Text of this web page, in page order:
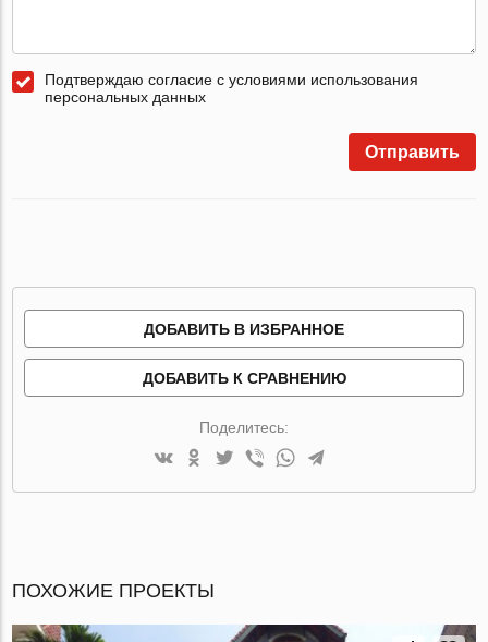
Подтверждаю согласие с условиями использования
персональных данных
Отправить
ДОБАВИТЬ В ИЗБРАННОЕ
ДОБАВИТЬ К СРАВНЕНИЮ
Поделитесь:
ПОХОЖИЕ ПРОЕКТЫ